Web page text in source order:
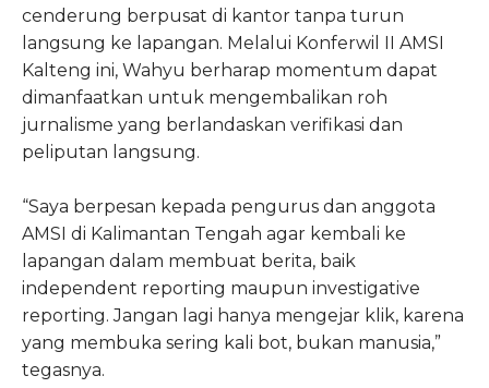
cenderung berpusat di kantor tanpa turun
langsung ke lapangan. Melalui Konferwil II AMSI
Kalteng ini, Wahyu berharap momentum dapat
dimanfaatkan untuk mengembalikan roh
jurnalisme yang berlandaskan verifikasi dan
peliputan langsung.
“Saya berpesan kepada pengurus dan anggota
AMSI di Kalimantan Tengah agar kembali ke
lapangan dalam membuat berita, baik
independent reporting maupun investigative
reporting. Jangan lagi hanya mengejar klik, karena
yang membuka sering kali bot, bukan manusia,”
tegasnya.